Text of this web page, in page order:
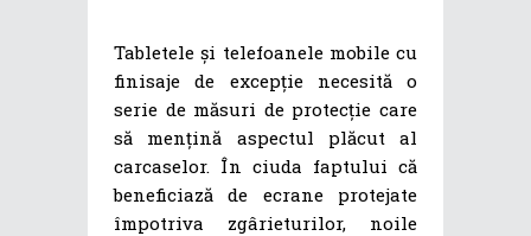
Tabletele și telefoanele mobile cu
finisaje de excepție necesită o
serie de măsuri de protecție care
să mențină aspectul plăcut al
carcaselor. În ciuda faptului că
beneficiază de ecrane protejate
împotriva zgârieturilor, noile